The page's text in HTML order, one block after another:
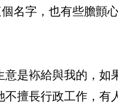
名字，也有些膽顫
是袮給與我的，如
擅長行政工作，有